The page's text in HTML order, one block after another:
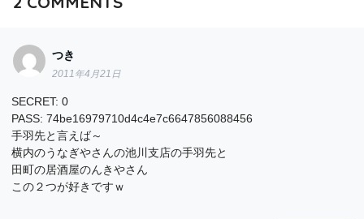
つき
2011年4月21日
SECRET: 0
PASS: 74be16979710d4c4e7c6647856088456
手羽先と言えば～
横内のうなぎやさんの池川支店の手羽先と
田町の居酒屋のんきやさん
この２つが好きですｗ